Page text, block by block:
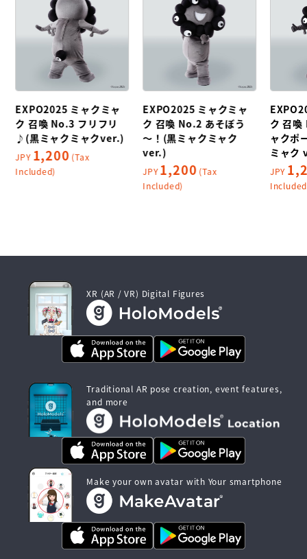
EXPO2025 ミャクミャ
ク 召喚 No.3 フリフリ
♪(黒ミャクミャクver.)
JPY 1,200 (Tax
Included)
EXPO2025 ミャクミャ
ク 召喚 No.2 あそぼう
～！(黒ミャクミャク
ver.)
JPY 1,200 (Tax
Included)
ク 召
ャクポ
ミャク
JPY
XR (AR / VR) Digital Figures
Traditional AR pose creation, event features,
and more
Make your own avatar with Your smartphone